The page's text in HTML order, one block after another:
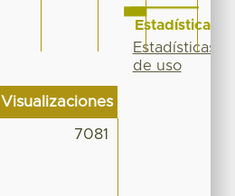
Visualizaciones
7081
Estadísticas
Estadísticas
de uso